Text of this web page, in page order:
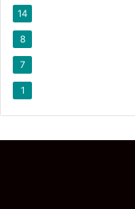
14
8
7
1